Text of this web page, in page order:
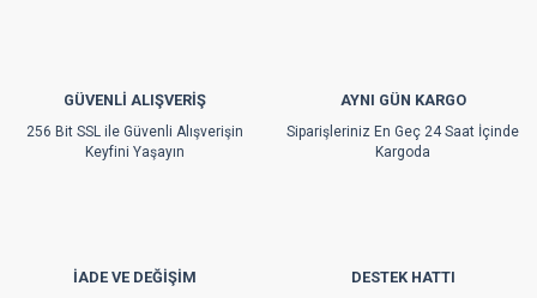
Ürün fiyatı diğer sitelerden daha pahalı.
Bu ürüne benzer farklı alternatifler olmalı.
GÜVENLİ ALIŞVERİŞ
256 Bit SSL ile Güvenli Alışverişin
Keyfini Yaşayın
AYNI GÜN KARGO
Siparişleriniz En Geç 24 Saat İçinde
Kargoda
İADE VE DEĞİŞİM DESTEK HATTI